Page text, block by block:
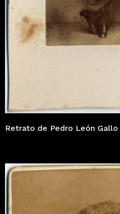
Retrato de Pedro León Gallo